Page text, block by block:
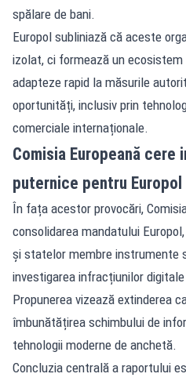
spălare de bani.
Europol subliniază că aceste
izolat, ci formează un
adapteze rapid la măsurile
oportunități, inclusiv prin
comerciale internaționale.
Comisia Europeană cere
puternice pentru Europol
În fața acestor provocări,
consolidarea mandatului
și statelor membre instrumente
investigarea infracțiunilor
Propunerea vizează extinderea
îmbunătățirea schimbului de
tehnologii moderne de anchetă.
Concluzia centrală a raportului